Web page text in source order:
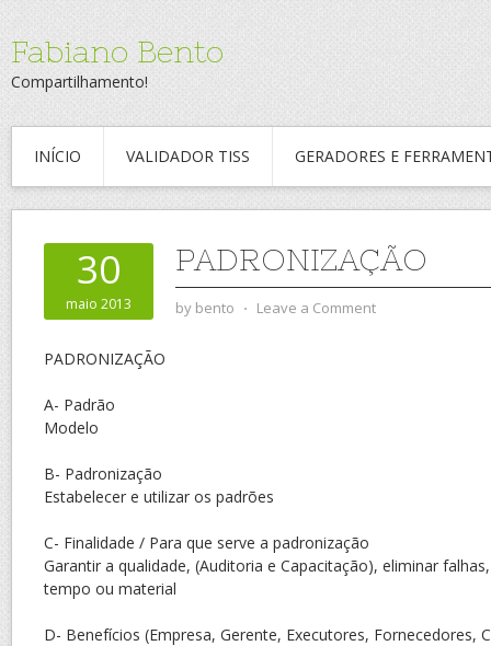
Fabiano Bento
Compartilhamento!
INÍCIO VALIDADOR TISS GERADORES E
30
maio 2013
PADRONIZAÇÃO
by bento ⋅ Leave a Comment
PADRONIZAÇÃO
A- Padrão
Modelo
B- Padronização
Estabelecer e utilizar os padrões
C- Finalidade / Para que serve a padronização
Garantir a qualidade, (Auditoria e Capacitação), eliminar
tempo ou material
D- Benefícios (Empresa, Gerente, Executores, Fornecedores,